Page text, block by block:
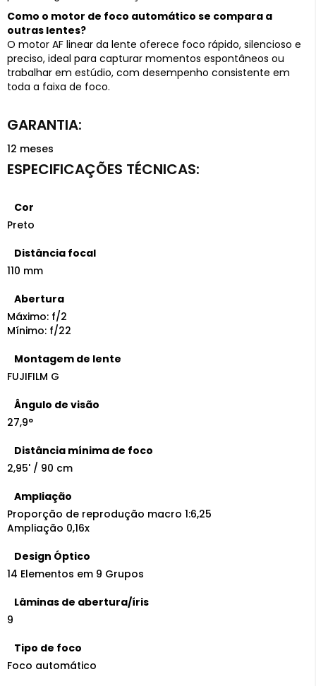
12 meses
Cor
Preto
Distância focal
110 mm
Abertura
Máximo: f/2
Mínimo: f/22
Montagem de lente
FUJIFILM G
Ângulo de visão
27,9°
Distância mínima de foco
2,95' / 90 cm
Ampliação
Proporção de reprodução macro 1:6,25
Ampliação 0,16x
Design Óptico
14 Elementos em 9 Grupos
Lâminas de abertura/íris
9
Tipo de foco
Foco automático
Como o motor de foco automático se compara a
outras lentes?
O motor AF linear da lente oferece foco rápido, silencioso e
preciso, ideal para capturar momentos espontâneos ou
trabalhar em estúdio, com desempenho consistente em
toda a faixa de foco.